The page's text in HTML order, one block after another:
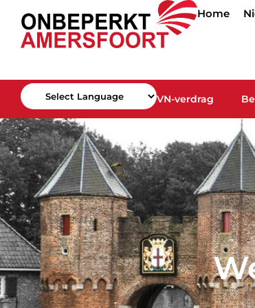
Home
Powered by
VN-verdrag